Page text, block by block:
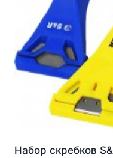
Набор скребков